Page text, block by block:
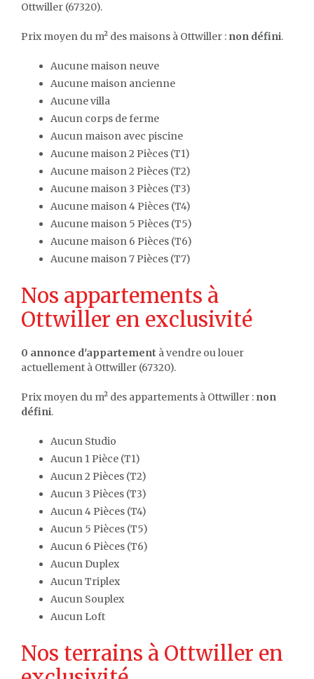
Ottwiller (67320).
Prix moyen du m² des maisons à Ottwiller : non défini.
Aucune maison neuve
Aucune maison ancienne
Aucune villa
Aucun corps de ferme
Aucun maison avec piscine
Aucune maison 2 Pièces (T1)
Aucune maison 2 Pièces (T2)
Aucune maison 3 Pièces (T3)
Aucune maison 4 Pièces (T4)
Aucune maison 5 Pièces (T5)
Aucune maison 6 Pièces (T6)
Aucune maison 7 Pièces (T7)
Nos appartements à
Ottwiller en exclusivité
0 annonce d'appartement à vendre ou louer
actuellement à Ottwiller (67320).
Prix moyen du m² des appartements à Ottwiller : non
défini.
Aucun Studio
Aucun 1 Pièce (T1)
Aucun 2 Pièces (T2)
Aucun 3 Pièces (T3)
Aucun 4 Pièces (T4)
Aucun 5 Pièces (T5)
Aucun 6 Pièces (T6)
Aucun Duplex
Aucun Triplex
Aucun Souplex
Aucun Loft
Nos terrains à Ottwiller en